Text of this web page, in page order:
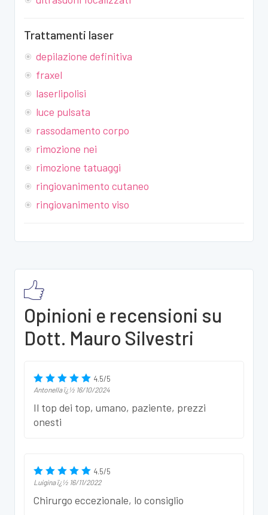
Trattamenti laser
depilazione definitiva
fraxel
laserlipolisi
luce pulsata
rassodamento corpo
rimozione nei
rimozione tatuaggi
ringiovanimento cutaneo
ringiovanimento viso
Opinioni e recensioni su
Dott. Mauro Silvestri
4.5/5
Antonellaï¿½ 16/10/2024
Il top dei top, umano, paziente, prezzi
onesti
4.5/5
Luiginaï¿½ 16/11/2022
Chirurgo eccezionale, lo consiglio